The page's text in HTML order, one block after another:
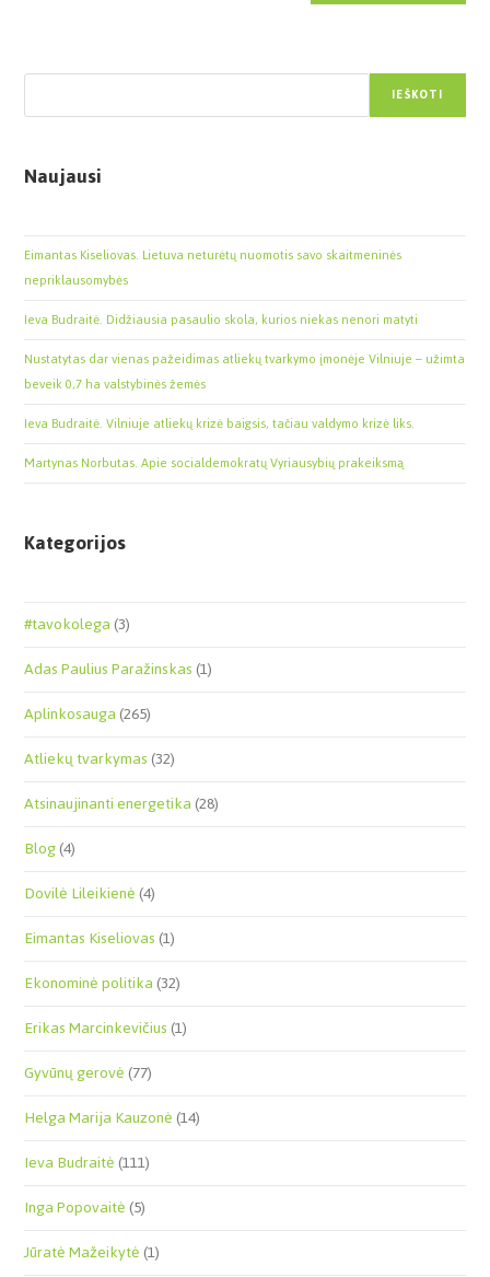
IEŠKOTI
Naujausi
Eimantas Kiseliovas. Lietuva neturėtų nuomotis savo skaitmeninės
nepriklausomybės
Ieva Budraitė. Didžiausia pasaulio skola, kurios niekas nenori matyti
Nustatytas dar vienas pažeidimas atliekų tvarkymo įmonėje Vilniuje – užimta
beveik 0,7 ha valstybinės žemės
Ieva Budraitė. Vilniuje atliekų krizė baigsis, tačiau valdymo krizė liks.
Martynas Norbutas. Apie socialdemokratų Vyriausybių prakeiksmą
Kategorijos
#tavokolega(3)
Adas Paulius Paražinskas(1)
Aplinkosauga(265)
Atliekų tvarkymas(32)
Atsinaujinanti energetika(28)
Blog(4)
Dovilė Lileikienė(4)
Eimantas Kiseliovas(1)
Ekonominė politika(32)
Erikas Marcinkevičius(1)
Gyvūnų gerovė(77)
Helga Marija Kauzonė(14)
Ieva Budraitė(111)
Inga Popovaitė(5)
Jūratė Mažeikytė(1)